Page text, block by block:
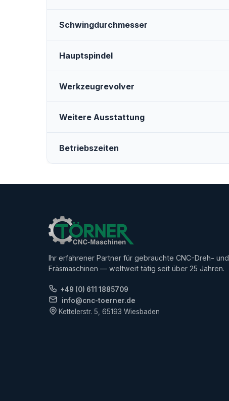
Schwingdurchmesser
Hauptspindel
Werkzeugrevolver
Weitere Ausstattung
Betriebszeiten
Ihr erfahrener Partner für gebrauchte CNC-Dreh- und
Fräsmaschinen — weltweit tätig seit über 25 Jahren.
+49 (0) 611 1885709
info@cnc-toerner.de
Kettelerstr. 5, 65193 Wiesbaden